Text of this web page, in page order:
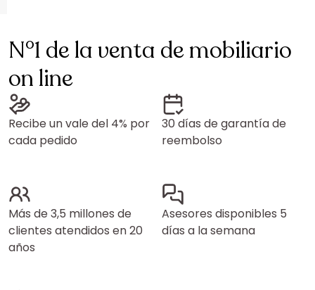
N°1 de la venta de mobiliario
on line
Recibe un vale del 4% por
cada pedido
30 días de garantía de
reembolso
Más de 3,5 millones de
clientes atendidos en 20
años
Asesores disponibles 5
días a la semana